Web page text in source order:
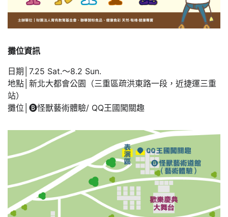
攤位資訊
日期│7.25 Sat.～8.2 Sun.
地點│新北大都會公園（三重區疏洪東路一段，近捷運三重
站）
攤位│🅑怪獸藝術體驗/ QQ王國闖關趣